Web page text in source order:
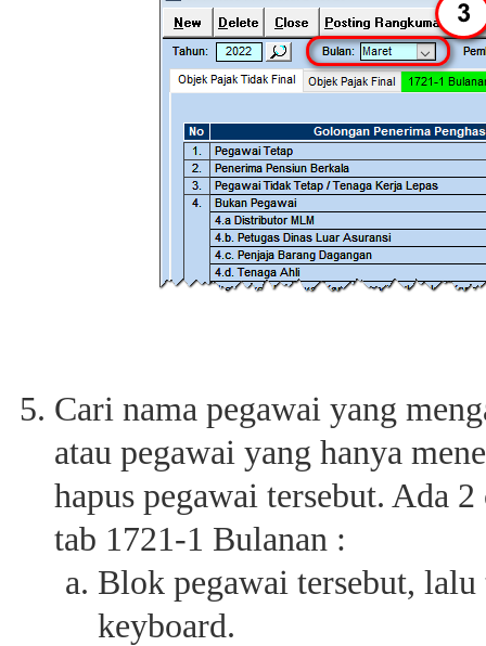
Cari nama pegawai yang
atau pegawai yang hanya
hapus pegawai tersebut. Ada
tab 1721-1 Bulanan :
Blok pegawai tersebut,
keyboard.